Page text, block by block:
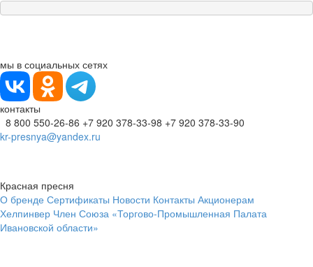
мы в социальных сетях
контакты
8 800 550-26-86 +7 920 378-33-98 +7 920 378-33-90
kr-presnya@yandex.ru
Красная пресня
О бренде Сертификаты Новости Контакты Акционерам
Хелпинвер Член Союза «Торгово-Промышленная Палата
Ивановской области»